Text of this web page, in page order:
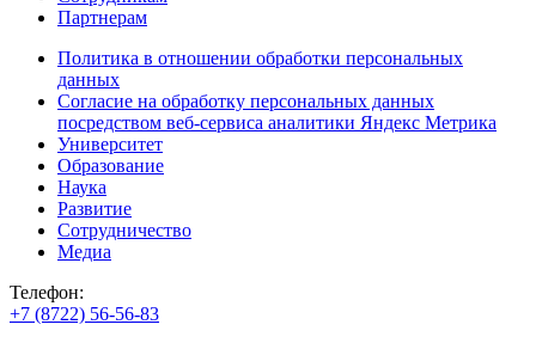
Партнерам
Политика в отношении обработки персональных
данных
Согласие на обработку персональных данных
посредством веб-сервиса аналитики Яндекс Метрика
Университет
Образование
Наука
Развитие
Сотрудничество
Медиа
Телефон:
+7 (8722) 56-56-83